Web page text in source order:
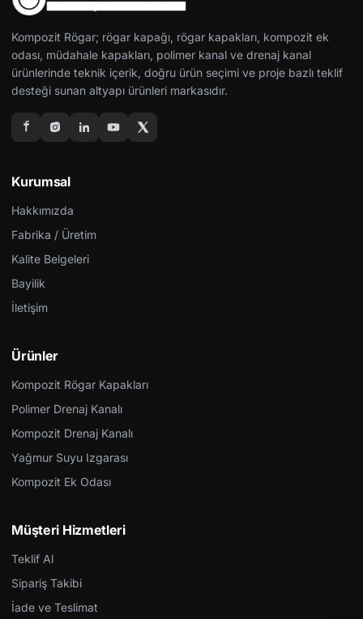
Kompozit Rögar; rögar kapağı, rögar kapakları, kompozit ek
odası, müdahale kapakları, polimer kanal ve drenaj kanal
ürünlerinde teknik içerik, doğru ürün seçimi ve proje bazlı teklif
desteği sunan altyapı ürünleri markasıdır.
Kurumsal
Hakkımızda
Fabrika / Üretim
Kalite Belgeleri
Bayilik
İletişim
Ürünler
Kompozit Rögar Kapakları
Polimer Drenaj Kanalı
Kompozit Drenaj Kanalı
Yağmur Suyu Izgarası
Kompozit Ek Odası
Müşteri Hizmetleri
Teklif Al
Sipariş Takibi
İade ve Teslimat